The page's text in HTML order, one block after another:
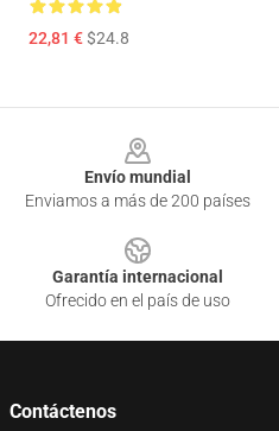
22,81 €$24.8
Envío mundial
Enviamos a más de 200 países
Garantía internacional
Ofrecido en el país de uso
Contáctenos